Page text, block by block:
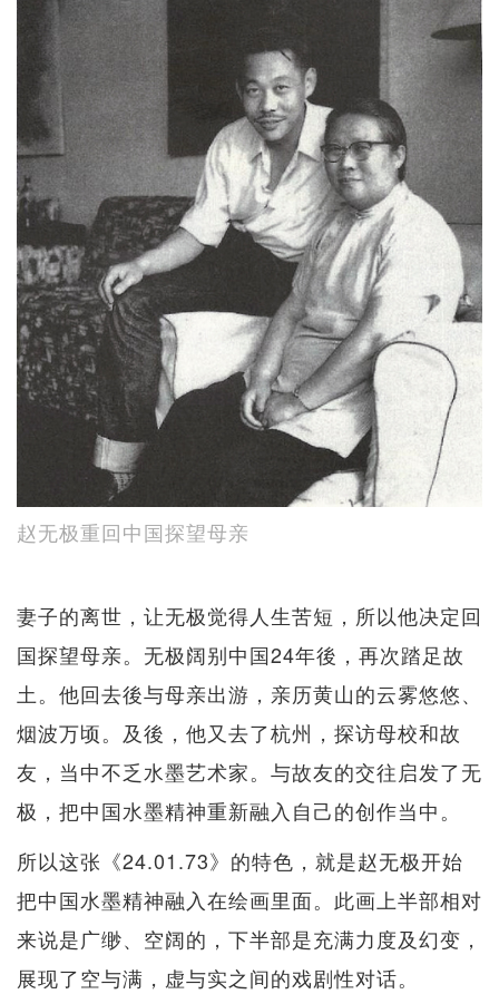
赵无极重回中国探望母亲
妻子的离世，让无极觉得人生苦短，所以他决定回
国探望母亲。无极阔别中国24年後，再次踏足故
土。他回去後与母亲出游，亲历黄山的云雾悠悠、
烟波万顷。及後，他又去了杭州，探访母校和故
友，当中不乏水墨艺术家。与故友的交往启发了无
极，把中国水墨精神重新融入自己的创作当中。
所以这张《24.01.73》的特色，就是赵无极开始
把中国水墨精神融入在绘画里面。此画上半部相对
来说是广缈、空阔的，下半部是充满力度及幻变，
展现了空与满，虚与实之间的戏剧性对话。